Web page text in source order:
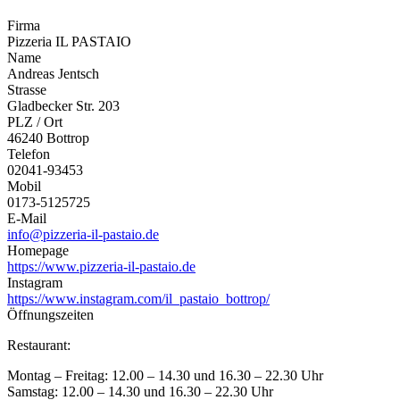
Firma
Pizzeria IL PASTAIO
Name
Andreas Jentsch
Strasse
Gladbecker Str. 203
PLZ / Ort
46240 Bottrop
Telefon
02041-93453
Mobil
0173-5125725
E-Mail
info@pizzeria-il-pastaio.de
Homepage
https://www.pizzeria-il-pastaio.de
Instagram
https://www.instagram.com/il_pastaio_bottrop/
Öffnungszeiten
Restaurant:
Montag – Freitag: 12.00 – 14.30 und 16.30 – 22.30 Uhr
Samstag: 12.00 – 14.30 und 16.30 – 22.30 Uhr